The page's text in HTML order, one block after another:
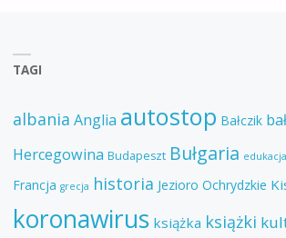
TAGI
albania Anglia autostop Bałczik
Hercegowina Budapeszt Bułgaria edukacja
Francja grecja historia Jezioro Ochrydzkie
koronawirus książka książki